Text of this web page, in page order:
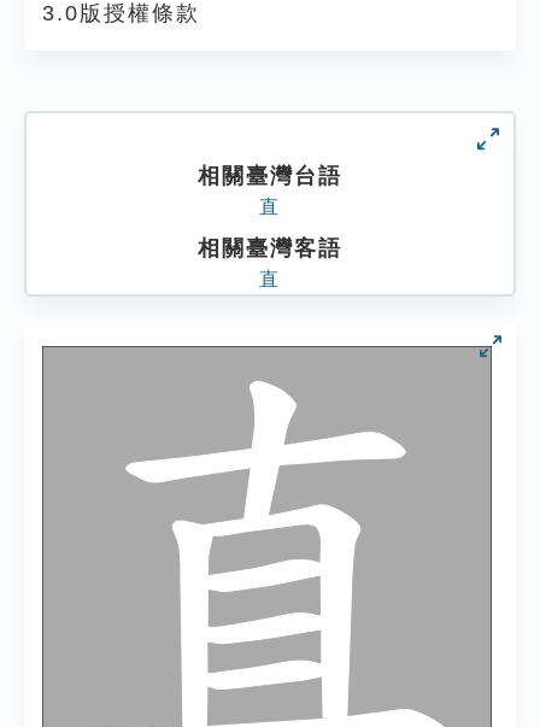
3.0版授權條款
相關臺灣台語
直
相關臺灣客語
直